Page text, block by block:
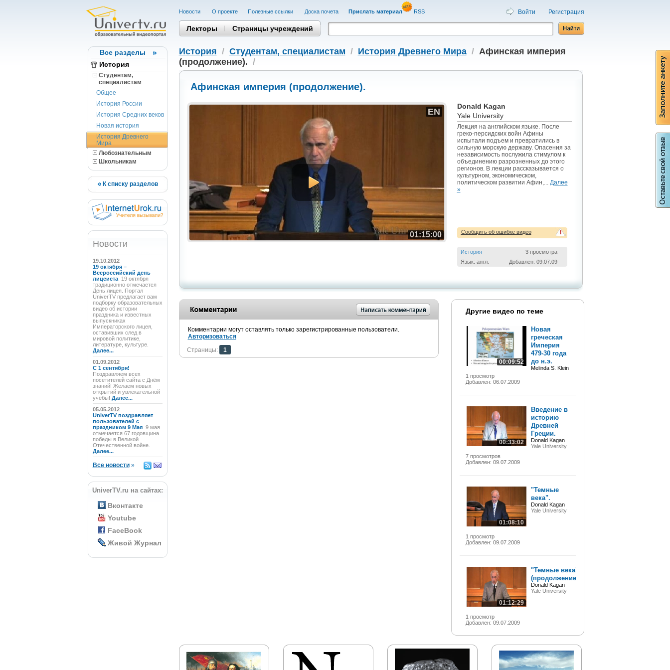
Все разделы
История
Студентам,
cпециалистам
Общее
История России
История Средних веков
Новая история
История Древнего
Мира
Любознательным
Школьникам
К списку разделов
Новости
19.10.2012
19 октября –
Всероссийский день
лицеиста 19 октября
традиционно отмечается
День лицея. Портал
UniverTV предлагает вам
подборку образовательных
видео об истории
праздника и известных
выпускниках
Императорского лицея,
оставивших след в
мировой политике,
литературе, культуре.
Далее...
01.09.2012
C 1 сентября!
Поздравляем всех
посетителей сайта с Днём
знаний! Желаем новых
открытий и увлекательной
учёбы! Далее...
05.05.2012
UniverTV поздравляет
пользователей с
праздником 9 Мая 9 мая
отмечается 67 годовщина
победы в Великой
Отечественной войне.
Далее...
Все новости»
UniverTV.ru на сайтах:
Вконтакте
Youtube
FaceBook
Живой Журнал
Новости О проекте Полезные cсылки Доска почета Прислать материал RSS Войти Регистрация
Лекторы Страницы учреждений
История / Студентам, cпециалистам / История Древнего Мира/ Афинская империя
(продолжение). /
Афинская империя (продолжение).
EN
01:15:00
Donald Kagan
Yale University
Лекция на английском языке. После
греко-персидских войн Афины
испытали подъем и превратились в
сильную морскую державу. Опасения за
независимость послужила стимулом к
объединению разрозненных до этого
регионов. В лекции рассказывается о
культурном, экономическом,
политическом развитии Афин,... Далее
»
!
Сообщить об ошибке видео
История
3 просмотра
Язык: англ.
Добавлен: 09.07.09
Комментарии могут оставлять только зарегистрированные пользователи.
Авторизоваться
Страницы:
1
Другие видео по теме
00:09:52
1 просмотр
Добавлен: 06.07.2009
Новая
греческая
Империя
479-30 года
до н.э.
Melinda S. Klein
00:33:02
7 просмотров
Добавлен: 09.07.2009
Введение в
историю
Древней
Греции.
Donald Kagan
Yale University
01:08:10
1 просмотр
Добавлен: 09.07.2009
"Темные
века".
Donald Kagan
Yale University
01:12:29
1 просмотр
Добавлен: 09.07.2009
"Темные века"
(продолжение).
Donald Kagan
Yale University